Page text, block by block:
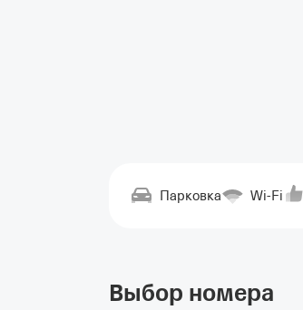
Парковка Wi-Fi
Выбор номера